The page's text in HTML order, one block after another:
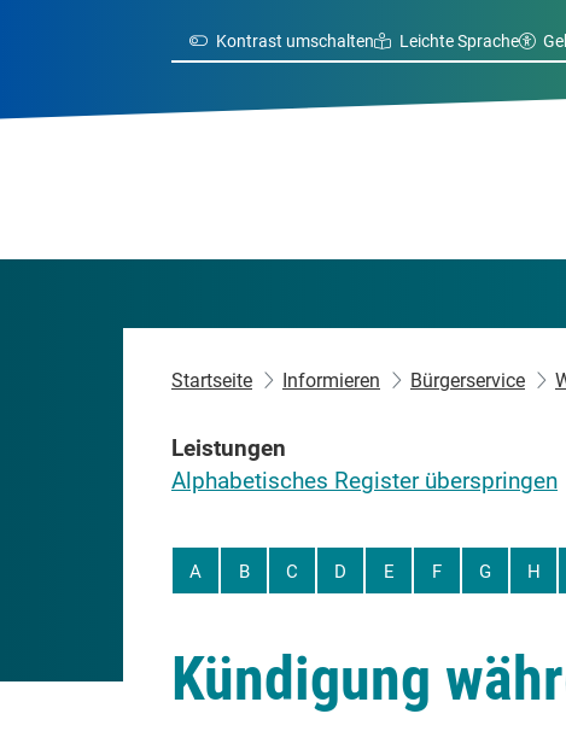
Kontrast umschalten Leichte Sprache
Startseite Informieren Bürgerservice
Leistungen
Alphabetisches Register überspringen
A B C D E F G H
Kündigung